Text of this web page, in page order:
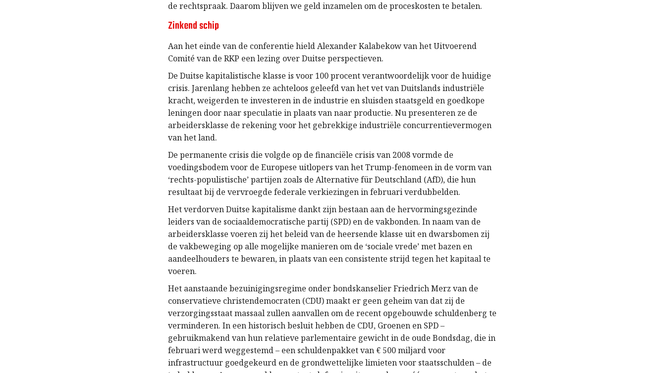
de rechtspraak. Daarom blijven we geld inzamelen om de proceskosten te betalen.
Zinkend schip
Aan het einde van de conferentie hield Alexander Kalabekow van het Uitvoerend
Comité van de RKP een lezing over Duitse perspectieven.
De Duitse kapitalistische klasse is voor 100 procent verantwoordelijk voor de huidige
crisis. Jarenlang hebben ze achteloos geleefd van het vet van Duitslands industriële
kracht, weigerden te investeren in de industrie en sluisden staatsgeld en goedkope
leningen door naar speculatie in plaats van naar productie. Nu presenteren ze de
arbeidersklasse de rekening voor het gebrekkige industriële concurrentievermogen
van het land.
De permanente crisis die volgde op de financiële crisis van 2008 vormde de
voedingsbodem voor de Europese uitlopers van het Trump-fenomeen in de vorm van
‘rechts-populistische’ partijen zoals de Alternative für Deutschland (AfD), die hun
resultaat bij de vervroegde federale verkiezingen in februari verdubbelden.
Het verdorven Duitse kapitalisme dankt zijn bestaan aan de hervormingsgezinde
leiders van de sociaaldemocratische partij (SPD) en de vakbonden. In naam van de
arbeidersklasse voeren zij het beleid van de heersende klasse uit en dwarsbomen zij
de vakbeweging op alle mogelijke manieren om de ‘sociale vrede’ met bazen en
aandeelhouders te bewaren, in plaats van een consistente strijd tegen het kapitaal te
voeren.
Het aanstaande bezuinigingsregime onder bondskanselier Friedrich Merz van de
conservatieve christendemocraten (CDU) maakt er geen geheim van dat zij de
verzorgingsstaat massaal zullen aanvallen om de recent opgebouwde schuldenberg te
verminderen. In een historisch besluit hebben de CDU, Groenen en SPD –
gebruikmakend van hun relatieve parlementaire gewicht in de oude Bondsdag, die in
februari werd weggestemd – een schuldenpakket van € 500 miljard voor
infrastructuur goedgekeurd en de grondwettelijke limieten voor staatsschulden – de